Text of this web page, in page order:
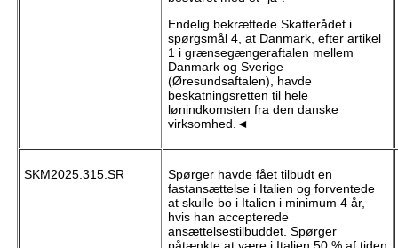
Endelig bekræftede Skatterådet i
spørgsmål 4, at Danmark, efter artikel
1 i grænsegængeraftalen mellem
Danmark og Sverige
(Øresundsaftalen), havde
beskatningsretten til hele
lønindkomsten fra den danske
virksomhed.◄
SKM2025.315.SR
Spørger havde fået tilbudt en
fastansættelse i Italien og forventede
at skulle bo i Italien i minimum 4 år,
hvis han accepterede
ansættelsestilbuddet. Spørger